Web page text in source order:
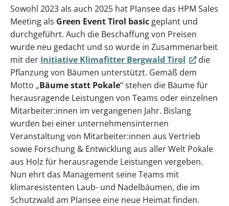
Sowohl 2023 als auch 2025 hat Plansee das HPM Sales
Meeting als Green Event Tirol basic geplant und
durchgeführt. Auch die Beschaffung von Preisen
wurde neu gedacht und so wurde in Zusammenarbeit
mit der Initiative Klimafitter Bergwald Tirol
die
Pflanzung von Bäumen unterstützt. Gemäß dem
Motto „Bäume statt Pokale“ stehen die Bäume für
herausragende Leistungen von Teams oder einzelnen
Mitarbeiter:innen im vergangenen Jahr. Bislang
wurden bei einer unternehmensinternen
Veranstaltung von Mitarbeiter:innen aus Vertrieb
sowie Forschung & Entwicklung aus aller Welt Pokale
aus Holz für herausragende Leistungen vergeben.
Nun ehrt das Management seine Teams mit
klimaresistenten Laub- und Nadelbäumen, die im
Schutzwald am Plansee eine neue Heimat finden.